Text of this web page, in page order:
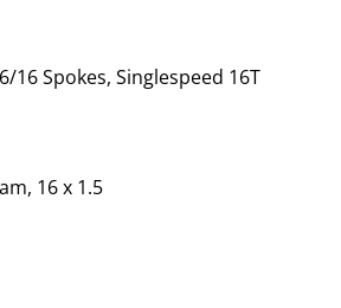
16 Spokes, Singlespeed 16T
16 x 1.5